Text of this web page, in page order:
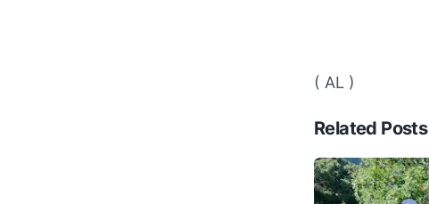
( AL )
Related Posts